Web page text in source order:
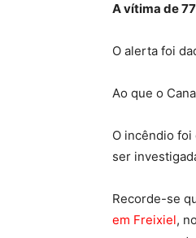
A vítima de
O alerta foi
Ao que o
O incêndio
ser
Recorde-se
em Freixiel,